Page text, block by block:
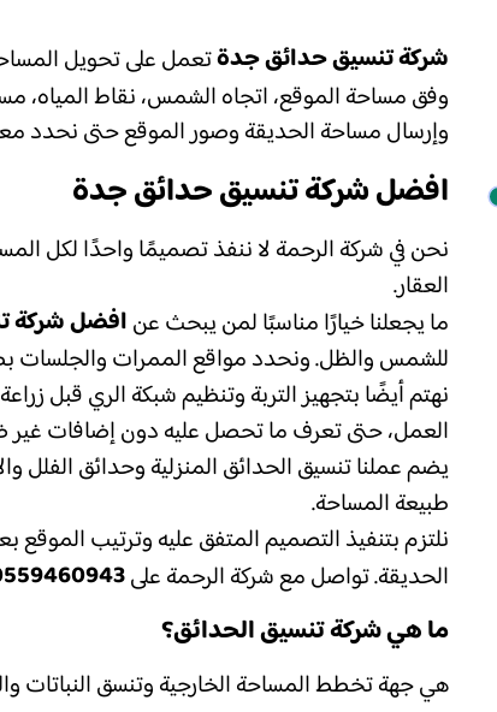
شركة تنسيق حدائق جدةتعمل على تحويل
وفق مساحة الموقع، اتجاه الشمس، نقاط المياه،
وإرسال مساحة الحديقة وصور الموقع حتى نحدد
افضل شركة تنسيق حدائق جدة
نحن في شركة الرحمة لا ننفذ تصميمًا واحدًا لكل
العقار.
ما يجعلنا خيارًا مناسبًا لمن يبحث عنافضل شركة
للشمس والظل. ونحدد مواقع الممرات والجلسات
نهتم أيضًا بتجهيز التربة وتنظيم شبكة الري قبل
العمل، حتى تعرف ما تحصل عليه دون إضافات غير
يضم عملنا تنسيق الحدائق المنزلية وحدائق
طبيعة المساحة.
نلتزم بتنفيذ التصميم المتفق عليه وترتيب
الحديقة. تواصل مع شركة الرحمة على
ما هي شركة تنسيق الحدائق؟
هي جهة تخطط المساحة الخارجية وتنسق النباتات